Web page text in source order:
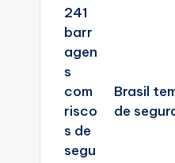
Brasil
de